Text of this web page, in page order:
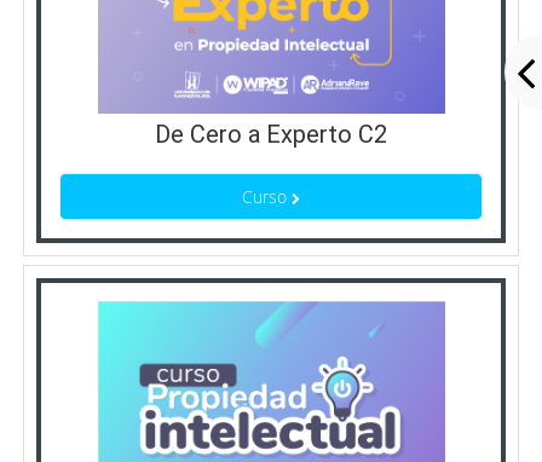
De Cero a Experto C2
Curso